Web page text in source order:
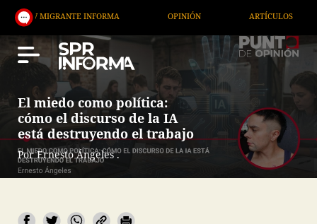
INFORMA OPINIÓN ARTÍCULOS ARTE /
El miedo como política:
cómo el discurso de la IA
está destruyendo el trabajo
Por Ernesto Ángeles .